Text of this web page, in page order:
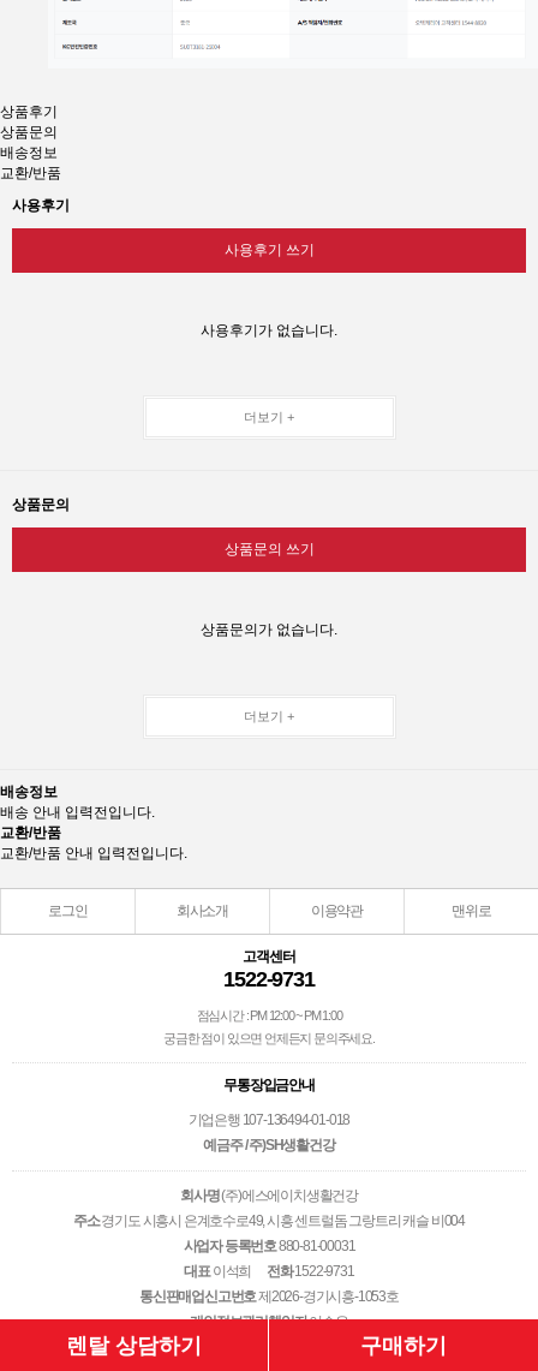
상품후기
상품문의
배송정보
교환/반품
사용후기
사용후기 쓰기
사용후기가 없습니다.
더보기 +
상품문의
상품문의 쓰기
상품문의가 없습니다.
더보기 +
배송정보
배송 안내 입력전입니다.
교환/반품
교환/반품 안내 입력전입니다.
로그인 회사소개 이용약관 맨위로
고객센터
1522-9731
점심시간 : PM 12:00 ~ PM 1:00
궁금한 점이 있으면 언제든지 문의주세요.
무통장입금안내
기업은행 107-136494-01-018
예금주 / 주)SH생활건강
회사명(주)에스에이치생활건강
주소경기도 시흥시 은계호수로49, 시흥 센트럴돔 그랑트리 캐슬 비004
사업자 등록번호880-81-00031
대표이석희 전화1522-9731
통신판매업신고번호제2026-경기시흥-1053호
개인정보관리책임자이승우
Copyright © 2001-2013 (주)에스에이치생활건강. All Rights Reserved.